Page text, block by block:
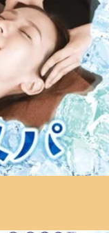
はマッサージ後のよ
♪